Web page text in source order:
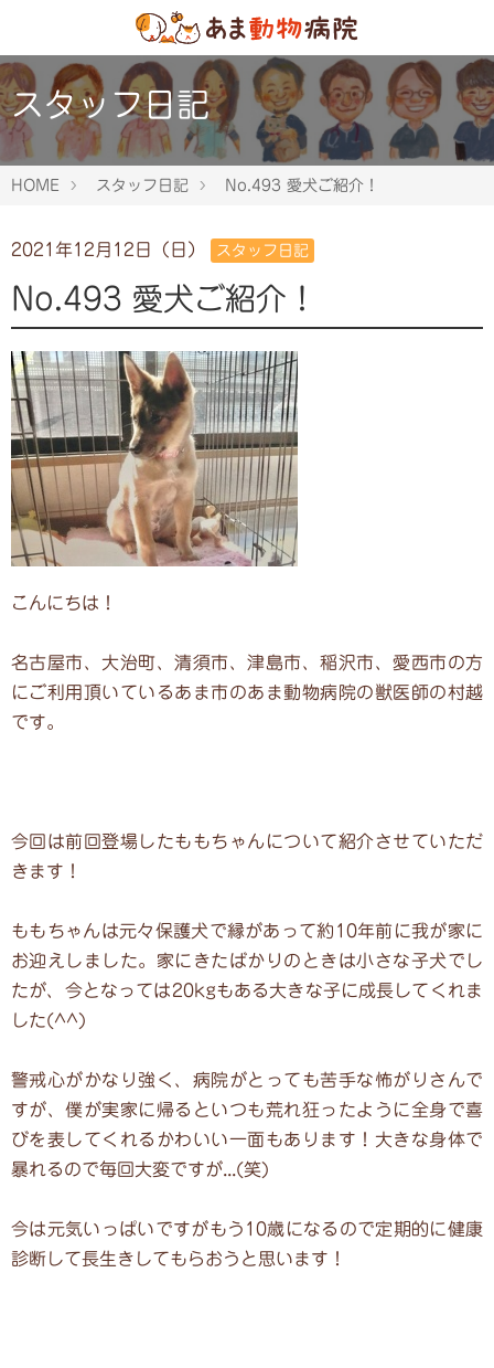
スタッフ日記
HOME スタッフ日記 No.493 愛犬ご紹介！
2021年12月12日（日） スタッフ日記
No.493 愛犬ご紹介！
こんにちは！
名古屋市、大治町、清須市、津島市、稲沢市、愛西市の方
にご利用頂いているあま市のあま動物病院の獣医師の村越
です。
今回は前回登場したももちゃんについて紹介させていただ
きます！
ももちゃんは元々保護犬で縁があって約10年前に我が家に
お迎えしました。家にきたばかりのときは小さな子犬でし
たが、今となっては20kgもある大きな子に成長してくれま
した(^^)
警戒心がかなり強く、病院がとっても苦手な怖がりさんで
すが、僕が実家に帰るといつも荒れ狂ったように全身で喜
びを表してくれるかわいい一面もあります！大きな身体で
暴れるので毎回大変ですが...(笑)
今は元気いっぱいですがもう10歳になるので定期的に健康
診断して長生きしてもらおうと思います！